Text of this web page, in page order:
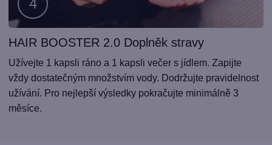
Krok
2
HAIR BOOSTER 2.0 Doplněk stravy
Užívejte 1 kapsli ráno a 1 kapsli večer s jídlem. Zapijte
vždy dostatečným množstvím vody. Dodržujte pravidelnost
užívání. Pro nejlepší výsledky pokračujte minimálně 3
měsíce.